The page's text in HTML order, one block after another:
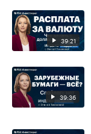
39:21
39:36